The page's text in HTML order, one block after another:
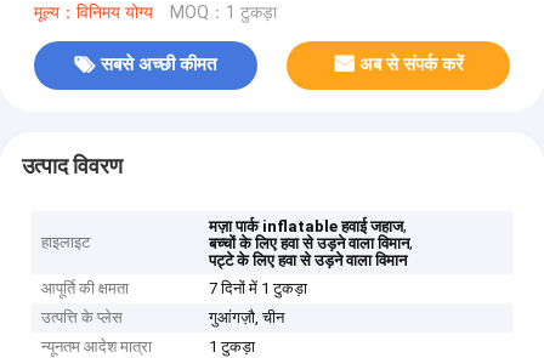
मूल्य：विनिमय योग्य MOQ：1 टुकड़ा
सबसे अच्छी कीमत अब से संपर्क करें
उत्पाद विवरण
हाइलाइट
मज़ा पार्क inflatable हवाई जहाज,
बच्चों के लिए हवा से उड़ने वाला विमान,
पट्टे के लिए हवा से उड़ने वाला विमान
आपूर्ति की क्षमता
7 दिनों में 1 टुकड़ा
उत्पत्ति के प्लेस
गुआंगज़ौ, चीन
न्यूनतम आदेश मात्रा
1 टुकड़ा